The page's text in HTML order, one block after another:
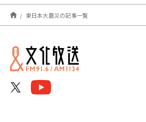
2026年03月
2025年03月
2025年02月
東日本大震災の記事一覧